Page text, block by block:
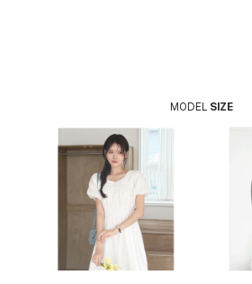
MODEL SIZE